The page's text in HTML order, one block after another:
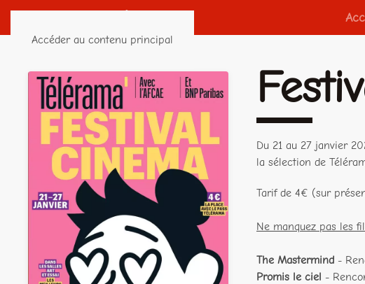
Accéder au contenu principal
Du 21 au 27 janvier
la sélection de
Tarif de 4€ (sur
Ne manquez pas les
The Mastermind -
Promis le ciel -